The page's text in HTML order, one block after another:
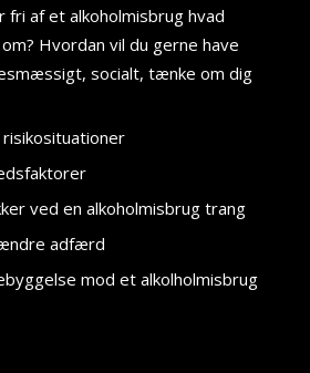
fri af et alkoholmisbrug hvad
Hvordan vil du gerne have
socialt, tænke om dig
ved en alkoholmisbrug trang
adfærd
mod et alkolholmisbrug